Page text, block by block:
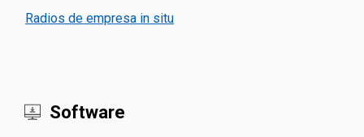
Radios de empresa in situ
Software